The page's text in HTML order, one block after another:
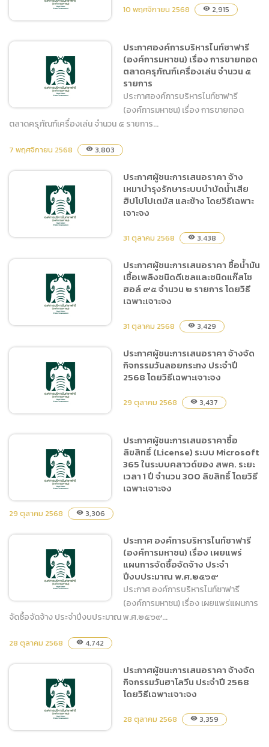
พ.ศ.๒๕๖๙ ด้วยวิธีประกวด
ราคาอิเล็กทรอนิกส์ (e-
ประกาศผู้ชนะการเสนอราคา
ซื้อน้ำอัดลม ครั้งที่ 1/69 โดย
วิธีเฉพาะเจาะจง
10 พฤศจิกายน 2568 visibility 2,915
ประกาศองค์การบริหารไนท์
การขายทอดตลาดครุภัณฑ์
เครื่องเล่น จำนวน ๕ รายการ
ประกาศองค์การบริหารไนท์ซาฟารี
(องค์การมหาชน) เรื่อง การขายทอด
ตลาดครุภัณฑ์เครื่องเล่น จำนวน ๕
รายการ
ประกาศองค์การบริหารไนท์ซาฟารี
(องค์การมหาชน) เรื่อง การขายทอด
ตลาดครุภัณฑ์เครื่องเล่น จำนวน ๕ รายการ...
7 พฤศจิกายน 2568 visibility 3,803
ประกาศผู้ชนะการเสนอราคา
จ้างเหมาบำรุงรักษาระบบ
บำบัดน้ำเสียฮิปโปโปเตมัส
และช้าง โดยวิธีเฉพาะเจาะจง
ประกาศผู้ชนะการเสนอราคา จ้าง
เหมาบำรุงรักษาระบบบำบัดน้ำเสีย
ฮิปโปโปเตมัส และช้าง โดยวิธีเฉพาะ
เจาะจง
31 ตุลาคม 2568 visibility 3,438
ประกาศผู้ชนะการเสนอราคา
ซื้อน้ำมันเชื้อเพลิงชนิดดีเซล
และชนิดแก๊สโซฮอล์ ๙๕
จำนวน ๒ รายการ โดยวิธี
ประกาศผู้ชนะการเสนอราคา ซื้อน้ำมัน
เชื้อเพลิงชนิดดีเซลและชนิดแก๊สโซ
ฮอล์ ๙๕ จำนวน ๒ รายการ โดยวิธี
เฉพาะเจาะจง
31 ตุลาคม 2568 visibility 3,429
ประกาศผู้ชนะการเสนอราคา
จ้างจัดกิจกรรมวันลอยกระทง
ประจำปี 2568 โดยวิธีเฉพาะ
เจาะจง
ประกาศผู้ชนะการเสนอราคา จ้างจัด
กิจกรรมวันลอยกระทง ประจำปี
2568 โดยวิธีเฉพาะเจาะจง
29 ตุลาคม 2568 visibility 3,437
ซื้อลิขสิทธิ์ (License) ระบบ
Microsoft 365 ในระบบคลา
วด์ของ สพค. ระยะเวลา 1 ปี
จำนวน 300 ลิขสิทธิ์ โดยวิธี
เฉพาะเจาะจง
ประกาศผู้ชนะการเสนอราคาซื้อ
ลิขสิทธิ์ (License) ระบบ Microsoft
365 ในระบบคลาวด์ของ สพค. ระยะ
เวลา 1 ปี จำนวน 300 ลิขสิทธิ์ โดยวิธี
เฉพาะเจาะจง
29 ตุลาคม 2568 visibility 3,306
ประกาศ องค์การบริหารไนท์
เผยแพร่แผนการจัดซื้อจัดจ้าง
ประจำปีงบประมาณ
ประกาศ องค์การบริหารไนท์ซาฟารี
(องค์การมหาชน) เรื่อง เผยแพร่
แผนการจัดซื้อจัดจ้าง ประจำ
ปีงบประมาณ พ.ศ.๒๕๖๙
ประกาศ องค์การบริหารไนท์ซาฟารี
(องค์การมหาชน) เรื่อง เผยแพร่แผนการ
จัดซื้อจัดจ้าง ประจำปีงบประมาณ พ.ศ.๒๕๖๙...
28 ตุลาคม 2568 visibility 4,742
ประกาศผู้ชนะการเสนอราคา จ้างจัด
กิจกรรมวันฮาโลวีน ประจำปี 2568
โดยวิธีเฉพาะเจาะจง
28 ตุลาคม 2568 visibility 3,359